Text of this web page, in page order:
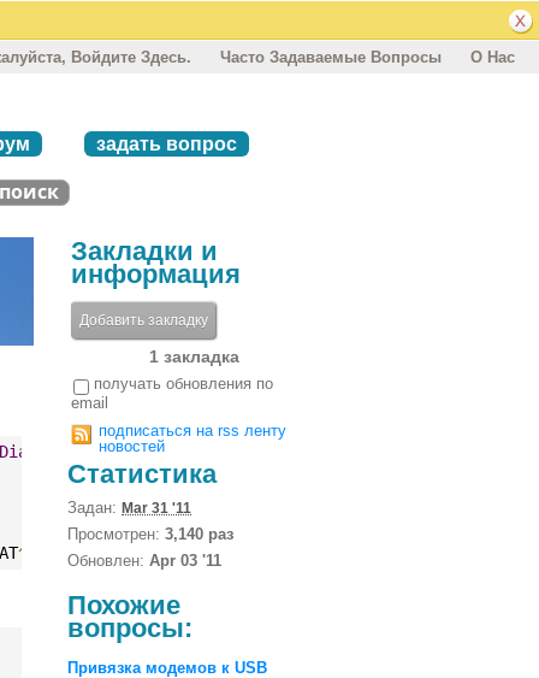
Войдите Здесь. Часто Задаваемые Вопросы О Нас
задать вопрос
Dial failed
^ DDSETEX failed
Закладки и
информация
Добавить закладку
1 закладка
получать обновления по
email
подписаться на rss ленту
новостей
Статистика
Задан: Mar 31 '11
Просмотрен: 3,140 раз
Обновлен: Apr 03 '11
Похожие
вопросы:
Привязка модемов к USB